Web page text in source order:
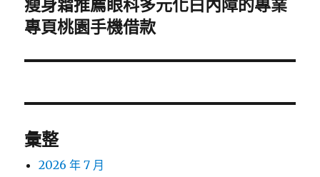
下
一
文
瘦身霜推薦眼科多元化白內障的專業
專頁桃園手機借款
彙整
2026 年 7 月